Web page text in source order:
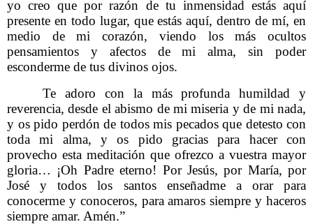
yo creo que por razón de tu inmensidad estás aquí
presente en todo lugar, que estás aquí, dentro de mí, en
medio de mi corazón, viendo los más ocultos
pensamientos y afectos de mi alma, sin poder
esconderme de tus divinos ojos.
Te adoro con la más profunda humildad y
reverencia, desde el abismo de mi miseria y de mi nada,
y os pido perdón de todos mis pecados que detesto con
toda mi alma, y os pido gracias para hacer con
provecho esta meditación que ofrezco a vuestra mayor
gloria… ¡Oh Padre eterno! Por Jesús, por María, por
José y todos los santos enseñadme a orar para
conocerme y conoceros, para amaros siempre y haceros
siempre amar. Amén.”